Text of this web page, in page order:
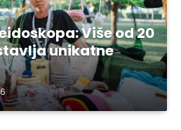
Više od 20
unikatne